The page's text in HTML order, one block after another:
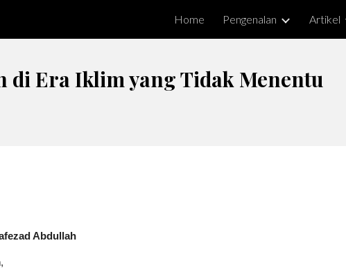
Skip to navigation
Home Pengenalan Artikel
di Era Iklim yang Tidak Menentu
Abdullah